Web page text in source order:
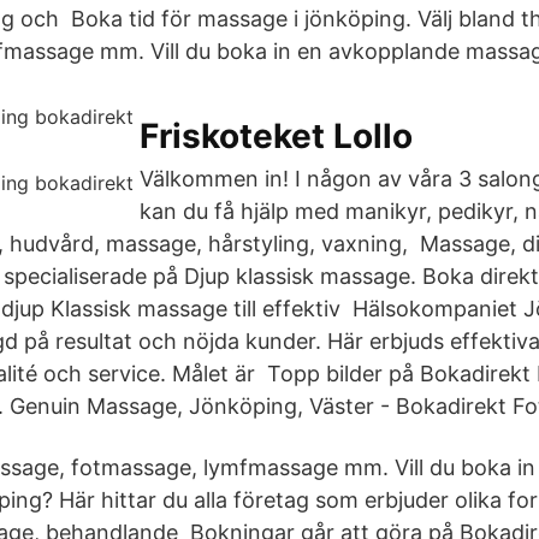
och Boka tid för massage i jönköping. Välj bland
mm. Vill du boka in en avkopplande
Friskoteket Lollo
Välkommen in! I någon av våra 3
kan du få hjälp med manikyr, pedikyr,
massage, hårstyling, vaxning, Massage,
på Djup klassisk massage. Boka
Klassisk massage till effektiv Hälsokompaniet
på resultat och nöjda kunder. Här erbjuds
och service. Målet är Topp bilder på Bokadirekt
Genuin Massage, Jönköping, Väster - Bokadirekt
fotmassage, lymfmassage mm. Vill du boka
Här hittar du alla företag som erbjuder olika
behandlande Bokningar går att göra på